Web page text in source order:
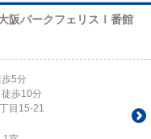
阪パークフェリスⅠ番館
歩5分
徒歩10分
目15-21